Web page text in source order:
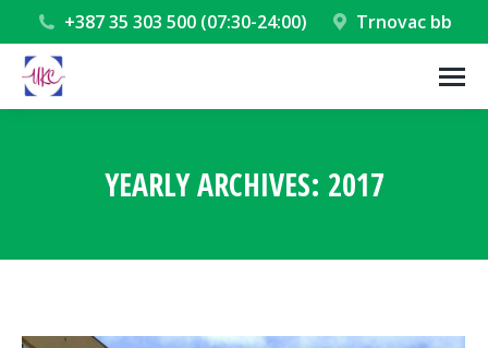
+387 35 303 500 (07:30-24:00) Trnovac bb
YEARLY ARCHIVES: 2017